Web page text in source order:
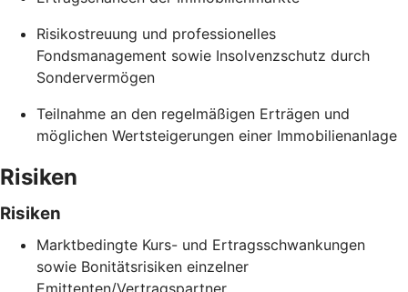
Risikostreuung und professionelles
Fondsmanagement sowie Insolvenzschutz durch
Sondervermögen
Teilnahme an den regelmäßigen Erträgen und
möglichen Wertsteigerungen einer Immobilienanlage
Risiken
Risiken
Marktbedingte Kurs- und Ertragsschwankungen
sowie Bonitätsrisiken einzelner
Emittenten/Vertragspartner